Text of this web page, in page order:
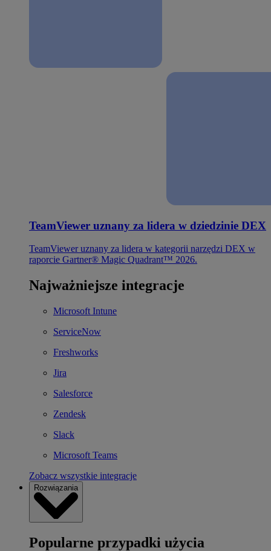
TeamViewer uznany za lidera w dziedzinie DEX
TeamViewer uznany za lidera w kategorii narzędzi DEX w
raporcie Gartner® Magic Quadrant™ 2026.
Najważniejsze integracje
Microsoft Intune
ServiceNow
Freshworks
Jira
Salesforce
Zendesk
Slack
Microsoft Teams
Zobacz wszystkie integracje
Rozwiązania
Popularne przypadki użycia